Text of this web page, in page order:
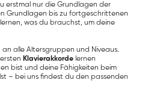
erstmal nur die Grundlagen der
Grundlagen bis zu fortgeschrittenen
was du brauchst, um deine
an alle Altersgruppen und Niveaus.
Klavierakkorde lernen
bist und deine Fähigkeiten beim
– bei uns findest du den passenden